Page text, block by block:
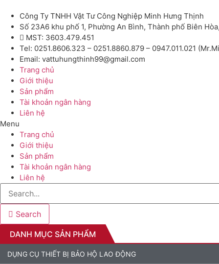
Công Ty TNHH Vật Tư Công Nghiệp Minh Hưng Thịnh
Số 23A6 khu phố 1, Phường An Bình, Thành phố Biên
MST: 3603.479.451
Tel: 0251.8606.323 – 0251.8860.879 – 0947.011.021
Email: vattuhungthinh99@gmail.com
Trang chủ
Giới thiệu
Sản phẩm
Tài khoản ngân hàng
Liên hệ
Menu
Trang chủ
Giới thiệu
Sản phẩm
Tài khoản ngân hàng
Liên hệ
Search
DANH MỤC SẢN PHẨM
DỤNG CỤ THIẾT BỊ BẢO HỘ LAO ĐỘNG